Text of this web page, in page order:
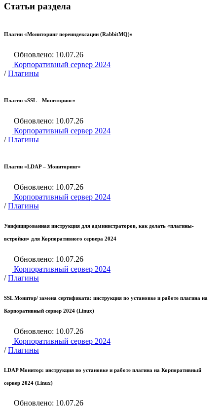
Статьи раздела
Плагин «Мониторинг переиндексации (RabbitMQ)»
Обновлено: 10.07.26
Корпоративный сервер 2024
/ Плагины
Плагин «SSL – Мониторинг»
Обновлено: 10.07.26
Корпоративный сервер 2024
/ Плагины
Плагин «LDAP – Мониторинг»
Обновлено: 10.07.26
Корпоративный сервер 2024
/ Плагины
Унифицированная инструкция для администраторов, как делать «плагины-
встройки» для Корпоративного сервера 2024
Обновлено: 10.07.26
Корпоративный сервер 2024
/ Плагины
SSL Монитор/ замена сертификата: инструкция по установке и работе плагина на
Корпоративный сервер 2024 (Linux)
Обновлено: 10.07.26
Корпоративный сервер 2024
/ Плагины
LDAP Монитор: инструкция по установке и работе плагина на Корпоративный
сервер 2024 (Linux)
Обновлено: 10.07.26